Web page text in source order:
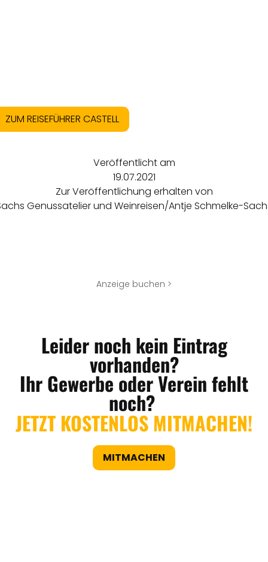
ZUM REISEFÜHRER CASTELL
Veröffentlicht am
19.07.2021
Zur Veröffentlichung erhalten von
Genussatelier und Weinreisen/Antje Schmelke-
Anzeige buchen >
Leider noch kein Eintrag
vorhanden?
Ihr Gewerbe oder Verein fehlt
noch?
JETZT KOSTENLOS MITMACHEN!
MITMACHEN